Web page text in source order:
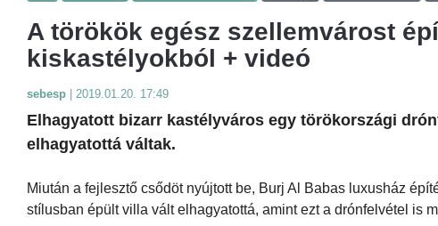
A törökök egész szellemvárost
kiskastélyokból + videó
sebesp 2019.01.20. 17:49
Elhagyatott bizarr kastélyváros egy törökországi
elhagyatottá váltak.
Miután a fejlesztő csődöt nyújtott be, Burj Al Babas luxusház
stílusban épült villa vált elhagyatottá, amint ezt a drónfelvétel is